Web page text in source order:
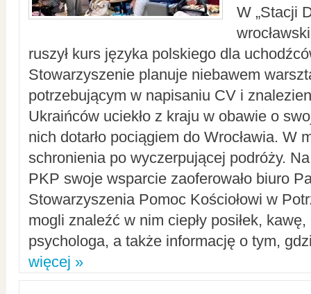
W „Stacji
ruszył kurs języka polskiego dla
Stowarzyszenie planuje niebawem
potrzebującym w napisaniu CV i
Ukraińców uciekło z kraju w obawie o
nich dotarło pociągiem do Wrocławia. W
schronienia po wyczerpującej podróży.
PKP swoje wsparcie zaoferowało biuro
Stowarzyszenia Pomoc Kościołowi w
mogli znaleźć w nim ciepły posiłek,
psychologa, a także informację o tym,
więcej »